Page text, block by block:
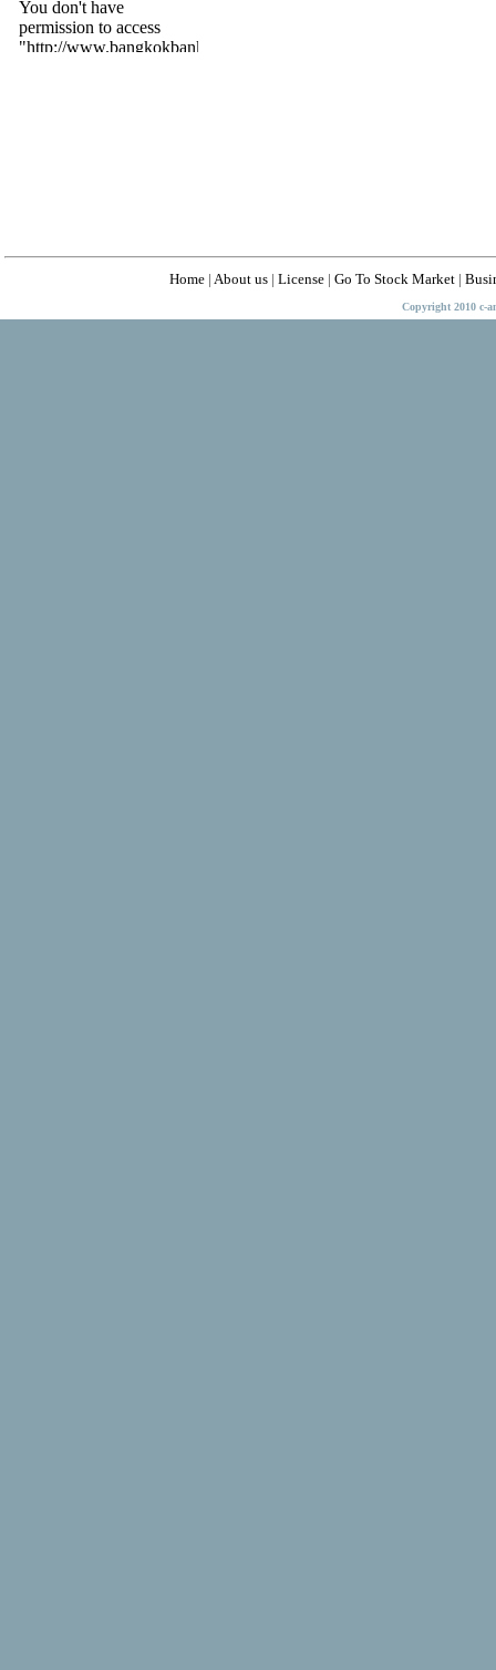
Home | About us | License | Go To Stock Market |
Copyright 2010 c-